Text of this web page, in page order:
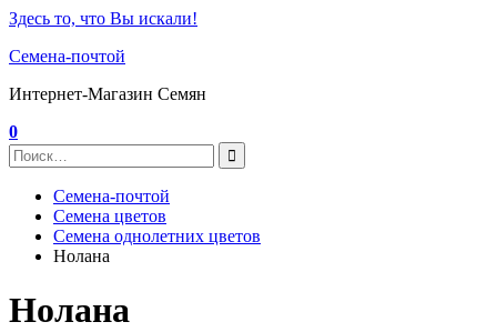
Здесь то, что Вы искали!
Семена-почтой
Интернет-Магазин Семян
0
Семена-почтой
Семена цветов
Семена однолетних цветов
Нолана
Нолана